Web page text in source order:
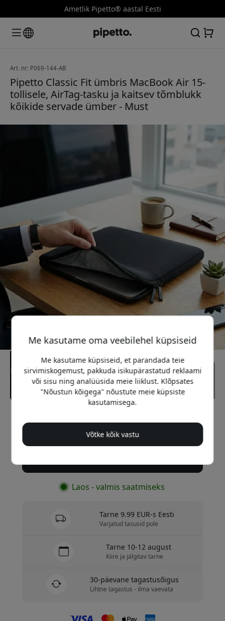
Ametlik Pipetto® aastal Eesti
Art. nr: P069-144-AB
Pipetto Classic Fit ümbris MacBook Air 15-
tollisele, AirTag-tasku ja kaitsev tõmblukk
kõikide servade ümber - Must
39.99 EUR
Laos - valmis saatmiseks
Tarne 9.99 EUR-s Eesti
Varjatud tasusid pole
Tarne 10-12 august
Kiire ja jälgitav tarne
30-päevane tagastusõigus
Lihtne tagastus - ilma vaevata
Me kasutame oma veebilehel küpsiseid
Me kasutame küpsiseid, et parandada teie
sirvimiskogemust, pakkuda isikupärastatud reklaami
või sisu ning analüüsida meie liiklust. Klõpsates
"Nõustun kõigega" nõustute meie küpsiste
kasutamisega.
Võtke kõik vastu